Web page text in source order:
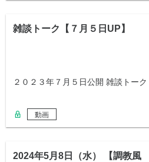
雑談トーク【７月５日UP】
２０２３年７月５日公開 雑談トー
動画
2024年5月8日（水） 【調教風